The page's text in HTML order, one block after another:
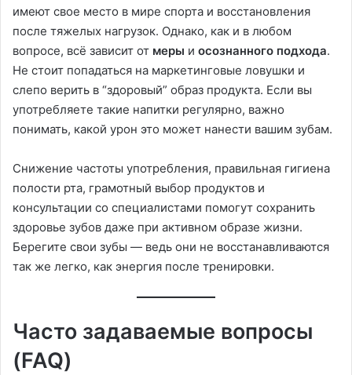
имеют свое место в мире спорта и восстановления
после тяжелых нагрузок. Однако, как и в любом
вопросе, всё зависит от меры и осознанного подхода.
Не стоит попадаться на маркетинговые ловушки и
слепо верить в “здоровый” образ продукта. Если вы
употребляете такие напитки регулярно, важно
понимать, какой урон это может нанести вашим зубам.
Снижение частоты употребления, правильная гигиена
полости рта, грамотный выбор продуктов и
консультации со специалистами помогут сохранить
здоровье зубов даже при активном образе жизни.
Берегите свои зубы — ведь они не восстанавливаются
так же легко, как энергия после тренировки.
Часто задаваемые вопросы
(FAQ)